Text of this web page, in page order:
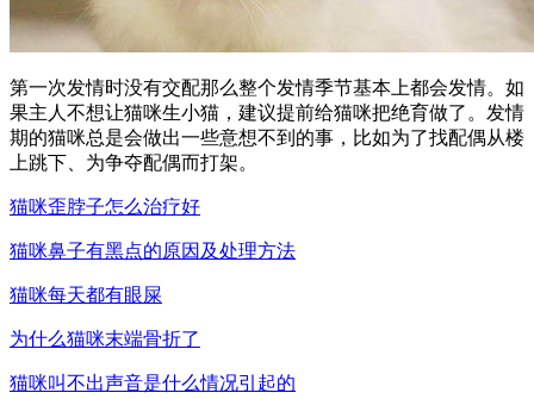
第一次发情时没有交配那么整个发情季节基本上都会发情。如
果主人不想让猫咪生小猫，建议提前给猫咪把绝育做了。发情
期的猫咪总是会做出一些意想不到的事，比如为了找配偶从楼
上跳下、为争夺配偶而打架。
猫咪歪脖子怎么治疗好
猫咪鼻子有黑点的原因及处理方法
猫咪每天都有眼屎
为什么猫咪末端骨折了
猫咪叫不出声音是什么情况引起的